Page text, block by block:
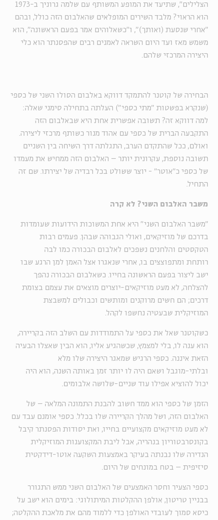
הצלילים", שתיעד את המופע המשותף עם שלמה גרוניך ב-1973
הוא הראוי? מלבד השירים המופלאים שהאלבום הזה כולל, ובהם
"אחרי שנסעת (ואותך)", ו"כשאלוהים אמר בפעם הראשונה", הוא
משמש מאז ועד היום השראה לאמנים רבים שהפסנתר הוא כלי
היצירה המרכזי שלהם.
הבחירה של קוטנר להתמקד דווקא באלבום הסולו השני של כספי
(שנקרא בפשטות "מתי כספי") העלתה בתחילה סימני שאלה:
למה דווקא זה? תשובה אפשרית אחת היא שבאלבום הזה
התקבעה הברית של כספי עם אהוד מנור כשותף מרכזי ליצירה.
ואולם, ככל שהתקדם הערב, התגלתה דרך השיחה בין השניים
תשובה נוספת, עקרונית יותר – האלבום הזה ממחיש את מעמדו
של כספי כ"אוטר" - יוצר ששולט בכל רבדיה של יצירתו. שם זה
התחיל.
משבר האלבום השני? לא קרה
"משבר האלבום השני" היא אחת המשוכות הידועות שעומדות
בדרכם של מוזיקאים, ואולי הגבוהה שבהן. פעמים רבות
הטקסטים והלחנים נשפכים לאלבום הבכורה כמו לבה
רותחת ומתפוצצים בו, אחרי שנאגרו אצל האמן למן הרגע שבו
ישב ליצור בפעם הראשונה בחייו. כשאלבום הבכורה נהפך
להצלחה, לא מעט מוזיקאים-יוצרים מוצאים את עצמם בצומת
דרכים; הם חשים מרוקנים ומותשים וכבולים למשבצת
המוזיקלית שבעטיה נחשפו לקהל.
כשקוטנר שאל את כספי על התמודדות עם השלב הזה בקריירה,
הוא ענה לו, בלי למצמץ, שכשהגיע אליו, הוא הבין שאצלו הבעיה
הזאת איננה. כספי הרגיש שמאגר היצירה שלו מלא
ובלתי-מוגבל ושאם היה לו יותר זמן באותה השנה, הוא היה
יכול להוציא אפילו עוד שניים-שלושה אלבומים.
הזמן של כספי הוא ממד חשוב להבנת התמונה המלאה – של
האלבום הזה, ושל מהלך הקריירה שלו בכלל. כספי אומנם עבד עם
לא מעט מוזיקאים מקצועיים בחייו, ואת יסודות הפסנתר קיבל
בקונסרבטוריון בנהריה, אבל ליבת המקצוענות המוזיקלית
הנדירה שלו נבנתה בעיקר באמצעות השקעה אוטו-דידקטית
סיזיפית – בטח במונחים של היום.
כספי הצעיר וחסר האמצעים של האלבום השני ממש התגורר
בבניין טריטון, אולפן ההקלטות המיתולוגי: בימים הוא ישב על
כיסא סמוך לעובדי האולפן כדי ללמוד מהם את מלאכת ההקלטה;